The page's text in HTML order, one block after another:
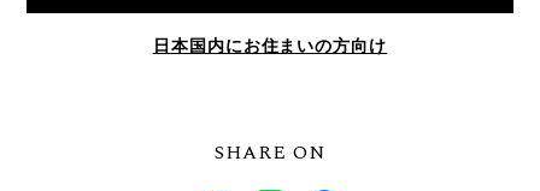
日本国内にお住まいの方向け
SHARE ON